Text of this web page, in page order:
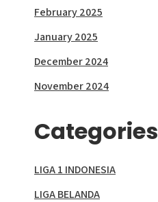
February 2025
January 2025
December 2024
November 2024
Categories
LIGA 1 INDONESIA
LIGA BELANDA